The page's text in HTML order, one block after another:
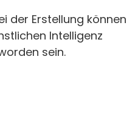
der Erstellung können
Intelligenz
sein.